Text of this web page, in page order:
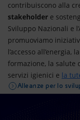
contribuiscono alla
stakeholder e
Sviluppo Nazionali e
promuoviamo
l’accesso all’energia,
formazione, la salute
servizi igienici e la
Alleanze per lo